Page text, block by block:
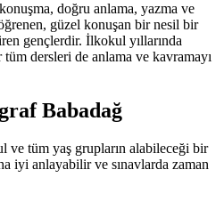
doğru anlama, yazma ve
güzel konuşan bir nesil bir
gençlerdir. İlkokul yıllarında
dersleri de anlama ve kavramayı
Babadağ
ve tüm yaş grupların alabileceği bir
iyi anlayabilir ve sınavlarda zaman